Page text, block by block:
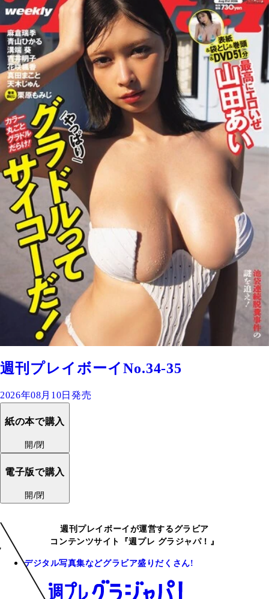
週刊プレイボーイNo.34-35
2026年08月10日発売
紙の本で購入
開/閉
電子版で購入
開/閉
週刊プレイボーイが運営するグラビア
コンテンツサイト『週プレ グラジャパ！』
デジタル写真集などグラビア盛りだくさん!